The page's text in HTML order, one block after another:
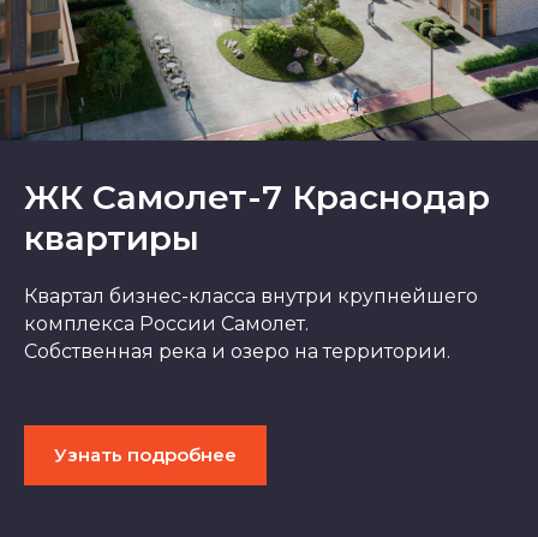
ЖК Самолет-7 Краснодар
квартиры
Квартал бизнес-класса внутри крупнейшего
комплекса России Самолет.
Собственная река и озеро на территории.
Узнать подробнее